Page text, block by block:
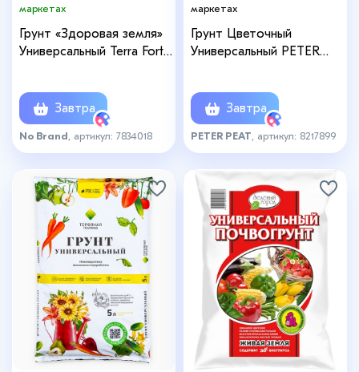
маркетах
Грунт «Здоровая земля»
Универсальный Terra Forte,
Завтра
No Brand , артикул: 7834018
маркетах
Грунт Цветочный
Универсальный PETER
Завтра
PETER PEAT , артикул: 8217899